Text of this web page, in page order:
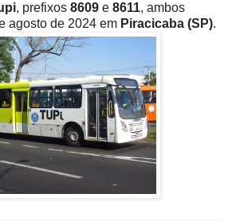
, prefixos 8609 e 8611, ambos
agosto de 2024 em Piracicaba (SP).